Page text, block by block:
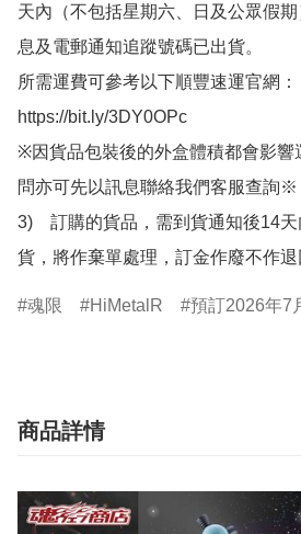
天內（不包括星期六、日及公眾假
息及電郵通知追蹤號碼已出貨。
所需運費可參考以下順豐速運官網：
https://bit.ly/3DY0OPc
※因貨品包裝後的外盒體積都會影響
問亦可先以訊息聯絡我們客服查詢※
3)　訂購的貨品，需到貨通知後14
貨，將作棄單處理，訂金作廢不作退
魂限 HiMetalR 預訂2026年7
商品詳情